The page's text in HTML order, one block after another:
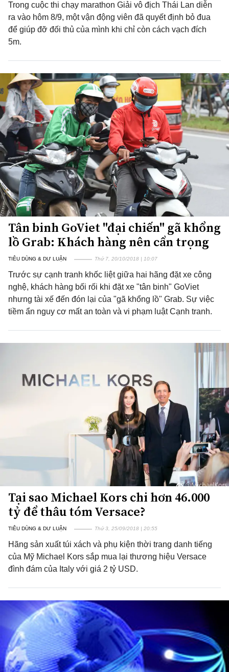
Trong cuộc thi chạy marathon Giải vô địch Thái Lan diễn
ra vào hôm 8/9, một vận động viên đã quyết định bỏ đua
để giúp đỡ đối thủ của mình khi chỉ còn cách vạch đích
5m.
Tân binh GoViet "đại chiến" gã khổng
lồ Grab: Khách hàng nên cẩn trọng
TIÊU DÙNG & DƯ LUẬN Thứ 7, 20/10/2018 | 10:07
Trước sự cạnh tranh khốc liệt giữa hai hãng đặt xe công
nghệ, khách hàng bối rối khi đặt xe "tân binh" GoViet
nhưng tài xế đến đón lại của "gã khổng lồ" Grab. Sự việc
tiềm ẩn nguy cơ mất an toàn và vi phạm luật Cạnh tranh.
Tại sao Michael Kors chi hơn 46.000
tỷ để thâu tóm Versace?
TIÊU DÙNG & DƯ LUẬN Thứ 3, 25/09/2018 | 20:55
Hãng sản xuất túi xách và phụ kiện thời trang danh tiếng
của Mỹ Michael Kors sắp mua lại thương hiệu Versace
đình đám của Italy với giá 2 tỷ USD.